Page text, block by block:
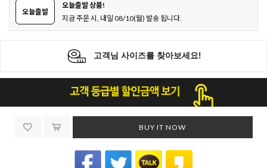
오늘출발
오늘출발 상품!
지금 주문 시, 내일 08/10(월) 발송 됩니다.
BUY IT NOW